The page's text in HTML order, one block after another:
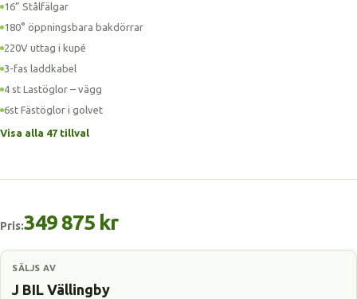
16” Stålfälgar
180° öppningsbara bakdörrar
220V uttag i kupé
3-fas laddkabel
4 st Lastöglor – vägg
6st Fästöglor i golvet
Visa alla 47 tillval
Pris:349 875 kr
SÄLJS AV
J BIL Vällingby